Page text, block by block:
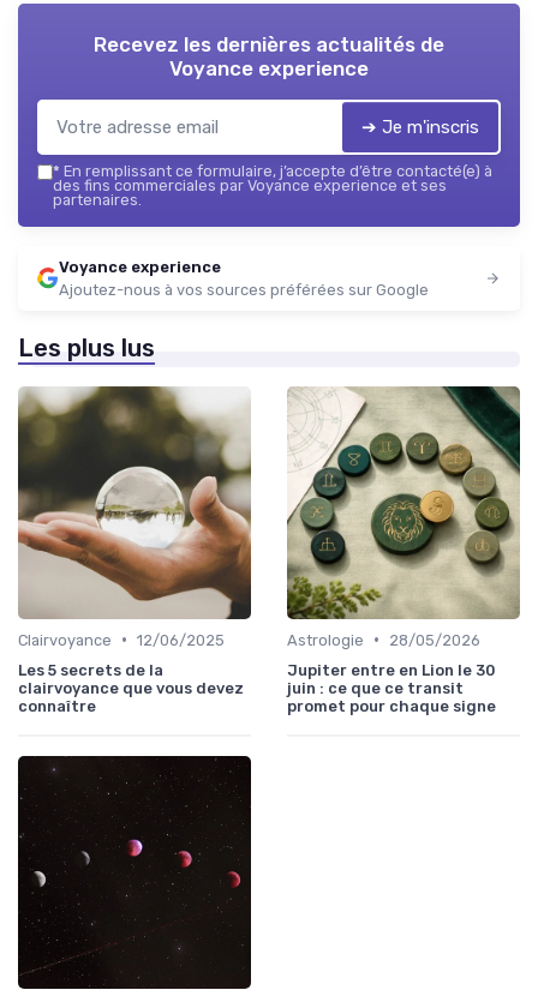
Recevez les dernières actualités de
Voyance experience
➔ Je m'inscris
* En remplissant ce formulaire, j’accepte d’être contacté(e) à
des fins commerciales par Voyance experience et ses
partenaires.
Voyance experience
Ajoutez-nous à vos sources préférées sur Google
Les plus lus
Clairvoyance • 12/06/2025
Les 5 secrets de la
clairvoyance que vous devez
connaître
Astrologie •
28/05/2026
Jupiter entre en Lion le 30
juin : ce que ce transit
promet pour chaque signe